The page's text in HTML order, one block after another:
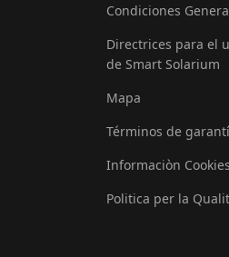
Condiciones
Directrices para el
de Smart Solarium
Mapa
Términos de
Informaciòn Cookies
Politica per la